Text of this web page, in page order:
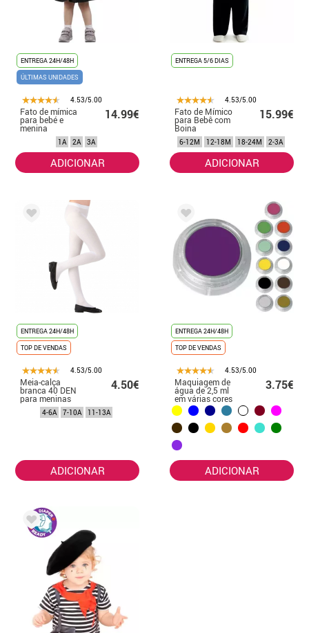
ENTREGA 24H/48H
ÚLTIMAS UNIDADES
4.53/5.00
Fato de mímica
para bebé e
menina
14.99€
1A 2A 3A
ADICIONAR
ENTREGA 5/6 DIAS
4.53/5.00
Fato de Mímico
para Bebê com
Boina
15.99€
6-12M 12-18M 18-24M 2-3A
ADICIONAR
ENTREGA 24H/48H
TOP DE VENDAS
4.53/5.00
Meia-calça
branca 40 DEN
para meninas
4.50€
4-6A 7-10A 11-13A
ADICIONAR
ENTREGA 24H/48H
TOP DE VENDAS
4.53/5.00
Maquiagem de
água de 2,5 ml
em várias cores
3.75€
ADICIONAR